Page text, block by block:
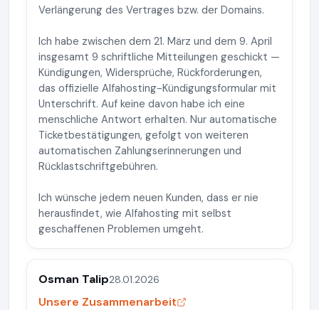
Verlängerung des Vertrages bzw. der Domains.
Ich habe zwischen dem 21. März und dem 9. April
insgesamt 9 schriftliche Mitteilungen geschickt —
Kündigungen, Widersprüche, Rückforderungen,
das offizielle Alfahosting-Kündigungsformular mit
Unterschrift. Auf keine davon habe ich eine
menschliche Antwort erhalten. Nur automatische
Ticketbestätigungen, gefolgt von weiteren
automatischen Zahlungserinnerungen und
Rücklastschriftgebühren.
Ich wünsche jedem neuen Kunden, dass er nie
herausfindet, wie Alfahosting mit selbst
geschaffenen Problemen umgeht.
Osman Talip28.01.2026
Unsere Zusammenarbeit